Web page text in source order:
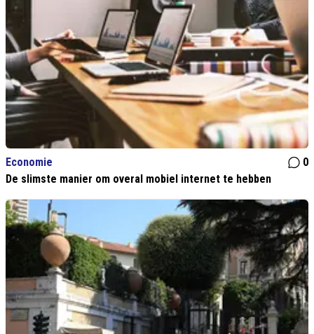
Economie
0
De slimste manier om overal mobiel internet te hebben